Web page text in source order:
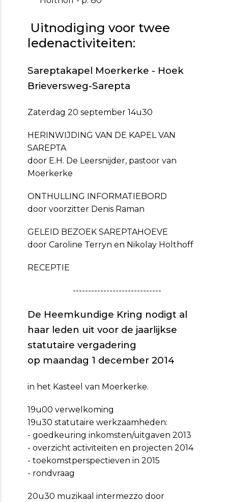
Uitnodiging voor twee
ledenactiviteiten:
Sareptakapel Moerkerke - Hoek
Brieversweg-Sarepta
Zaterdag 20 september 14u30
HERINWIJDING VAN DE KAPEL VAN
SAREPTA
door E.H. De Leersnijder, pastoor van
Moerkerke
ONTHULLING INFORMATIEBORD
door voorzitter Denis Raman
GELEID BEZOEK SAREPTAHOEVE
door Caroline Terryn en Nikolay Holthoff
RECEPTIE
-----------------------------
De Heemkundige Kring nodigt al
haar leden uit voor de jaarlijkse
statutaire vergadering
op maandag 1 december 2014
in het Kasteel van Moerkerke.
19u00 verwelkoming
19u30 statutaire werkzaamheden:
- goedkeuring inkomsten/uitgaven 2013
- overzicht activiteiten en projecten 2014
- toekomstperspectieven in 2015
- rondvraag
20u30 muzikaal intermezzo door